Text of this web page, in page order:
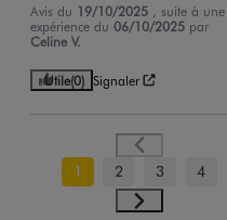
Avis du 19/10/2025
, suite à une
expérience du06/10/2025 par
Celine V.
Utile(0) Signaler
1 2 3 4